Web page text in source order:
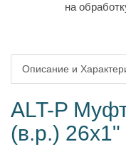
на
Описание и
ALT-P
(в.р.) 26х1"